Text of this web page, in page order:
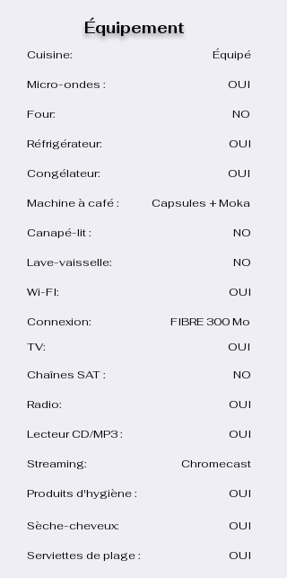
Équipement
Cuisine: Équipé
Micro-ondes : OUI
Four: NO
Réfrigérateur: OUI
Congélateur: OUI
Capsules + Moka
Machine à café :
Canapé-lit : NO
Lave-vaisselle: NO
Wi-FI: OUI
Connexion:
FIBRE 300 Mo
TV:
OUI
Chaînes SAT :
NO
Radio: OUI
Lecteur CD/MP3 : OUI
Streaming: Chromecast
Produits d'hygiène : OUI
Sèche-cheveux: OUI
Serviettes de plage : OUI